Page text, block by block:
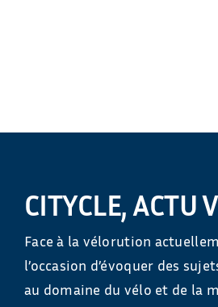
CITYCLE, ACTU
Face à la vélorution
l’occasion d’évoquer des
au domaine du vélo et de la